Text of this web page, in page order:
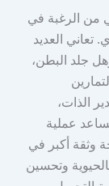
من الرغبة في
تعاني العديد
جلد البطن،
الذات،
عملية
وثقة أكبر في
وتحسين